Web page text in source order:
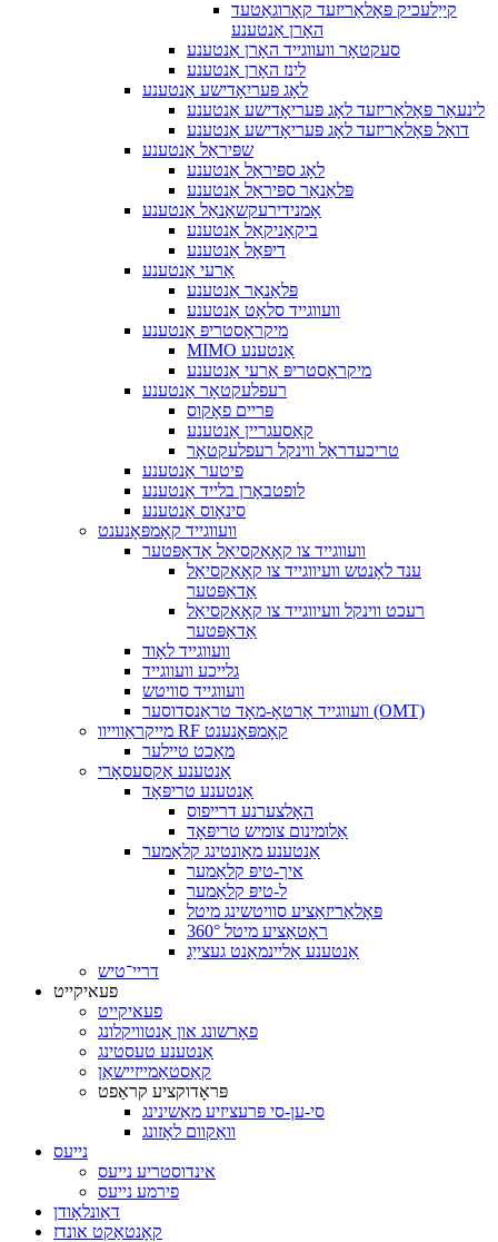
קייַלעכיק פּאָלאַריזעד קאָרוגאַטעד
האָרן אַנטענע
סעקטאָר וועווגייד האָרן אַנטענע
לינז האָרן אַנטענע
לאָג פּעריִאָדישע אַנטענע
לינעאַר פּאָלאַריזעד לאָג פּעריאָדישע אַנטענע
דואַל פּאָלאַריזעד לאָג פּעריאָדישע אַנטענע
שפּיראַל אַנטענע
לאָג ספּיראַל אַנטענע
פּלאַנאַר ספּיראַל אַנטענע
אָמנידירעקשאַנאַל אַנטענע
ביקאָניקאַל אַנטענע
דיפּאָל אַנטענע
אַרעי אַנטענע
פּלאַנאַר אַנטענע
וועווגייד סלאָט אַנטענע
מיקראָסטריפּ אַנטענע
MIMO אַנטענע
מיקראָסטריפּ אַרעי אַנטענע
רעפלעקטאָר אַנטענע
פּריים פאָקוס
קאַסעגריין אַנטענע
טריכעדראַל ווינקל רעפלעקטאָר
פיטער אַנטענע
לופטבאָרן בלייד אַנטענע
סינאָוס אַנטענע
וועווגייד קאָמפּאָנענט
וועווגייד צו קאָאַקסיאַל אַדאַפּטער
ענד לאָנטש וועיווגייד צו קאָאַקסיאַל
אַדאַפּטער
רעכט ווינקל וועיווגייד צו קאָאַקסיאַל
אַדאַפּטער
וועווגייד לאָוד
גלייכע וועווגייד
וועווגייד סוויטש
וועווגייד אָרטאָ-מאָד טראַנסדוסער (OMT)
מייקראַווייוו RF קאָמפּאָנענט
מאַכט טיילער
אַנטענע אַקסעסאָרי
אַנטענע טריפּאָד
האָלצערנע דרייפוס
אַלומינום צומיש טריפּאָד
אַנטענע מאַונטינג קלאַמער
איך-טיפּ קלאַמער
ל-טיפּ קלאַמער
פּאָלאַריזאַציע סוויטשינג מיטל
360° ראָטאַציע מיטל
אַנטענע אַליינמאַנט געצייַג
דריי־טיש
פעאיקייט
פעאיקייט
פאָרשונג און אַנטוויקלונג
אַנטענע טעסטינג
קאַסטאַמייזיישאַן
פּראָדוקציע קראַפט
סי-ען-סי פּרעציזיע מאַשינינג
וואַקוום לאָזונג
נייעס
אינדוסטריע נייעס
פירמע נייעס
דאַונלאָודן
קאָנטאַקט אונדז